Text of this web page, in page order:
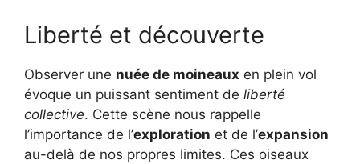
Liberté et découverte
Observer une nuée de moineaux en plein vol
évoque un puissant sentiment de liberté
collective. Cette scène nous rappelle
l’importance de l’exploration et de l’expansion
au-delà de nos propres limites. Ces oiseaux